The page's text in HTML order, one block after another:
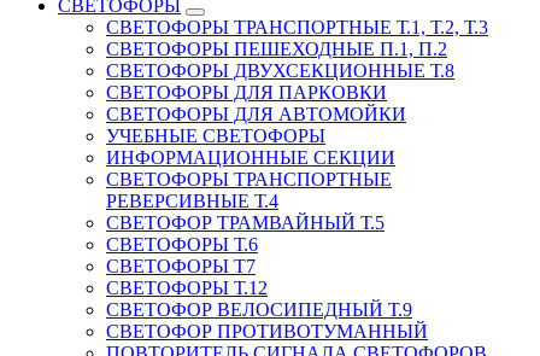
СВЕТОФОРЫ
СВЕТОФОРЫ ТРАНСПОРТНЫЕ Т.1, Т.2, Т.3
СВЕТОФОРЫ ПЕШЕХОДНЫЕ П.1, П.2
СВЕТОФОРЫ ДВУХСЕКЦИОННЫЕ Т.8
СВЕТОФОРЫ ДЛЯ ПАРКОВКИ
СВЕТОФОРЫ ДЛЯ АВТОМОЙКИ
УЧЕБНЫЕ СВЕТОФОРЫ
ИНФОРМАЦИОННЫЕ СЕКЦИИ
СВЕТОФОРЫ ТРАНСПОРТНЫЕ
РЕВЕРСИВНЫЕ Т.4
СВЕТОФОР ТРАМВАЙНЫЙ Т.5
СВЕТОФОРЫ Т.6
СВЕТОФОРЫ Т7
СВЕТОФОРЫ Т.12
СВЕТОФОР ВЕЛОСИПЕДНЫЙ Т.9
СВЕТОФОР ПРОТИВОТУМАННЫЙ